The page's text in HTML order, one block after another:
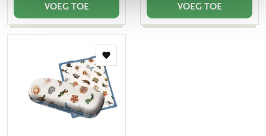
VOEG TOE VOEG TOE
Toevoegen
aan
verlanglijst